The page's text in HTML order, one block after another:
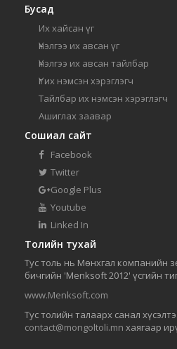
Бусад
Их хайсан үг
Үнэлгээ их авсан үг
Үнэлгээ их авсан тайлбар
Үг их нэмсэн хэрэглэгч
Тайлбар их нэмсэн хэрэглэгч
Ашиглах заавар
Сошиал сайт
Facebook
Twitter
Google Plus
Youtube
Linked In
Толийн тухай
Тус толь нь Мөнхгал компанийн
бичгийн 'Menksoft 2012' үсгийн
www.Menksoft.com
Тус толийн талаарх санал
contact@mongoltoli.mn хаягаар